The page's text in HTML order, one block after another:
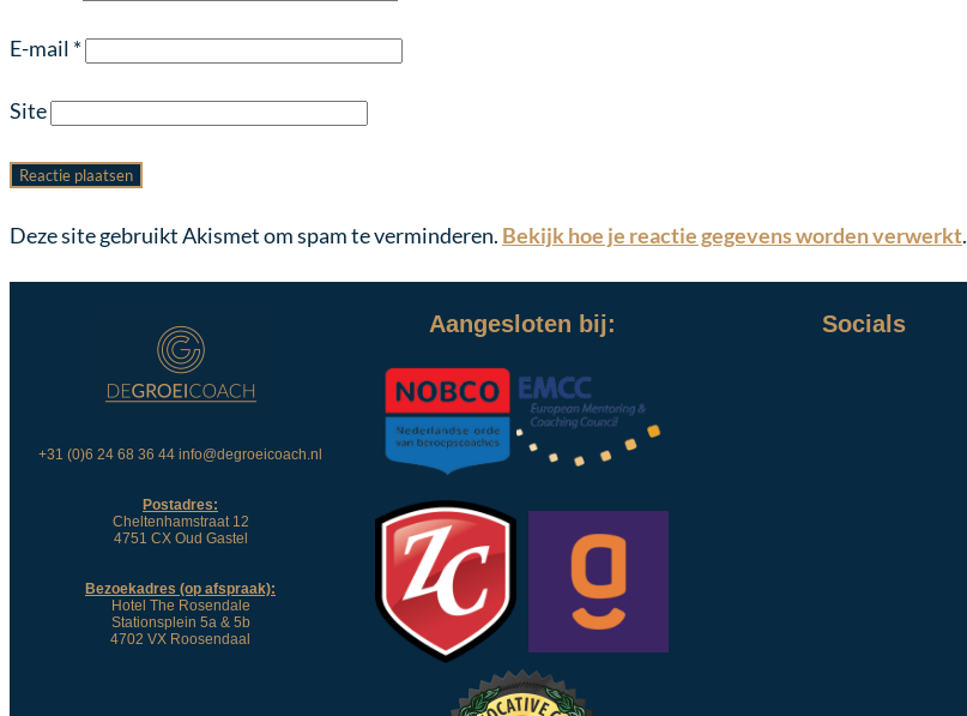
E-mail *
Site
Deze site gebruikt Akismet om spam te verminderen. Bekijk hoe je reactie gegevens worden verwerkt.
+31 (0)6 24 68 36 44 info@degroeicoach.nl
Postadres:
Cheltenhamstraat 12
4751 CX Oud Gastel
Bezoekadres (op afspraak):
Hotel The Rosendale
Stationsplein 5a & 5b
4702 VX Roosendaal
Aangesloten bij: Socials